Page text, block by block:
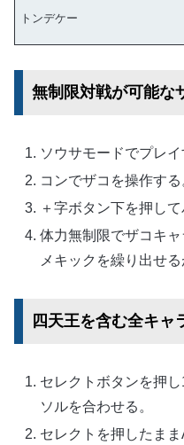
トンデケー
無制限対戦が可能な
ソウサモードでプレイ
コンでザコを操作する
＋字ボタン下を押し
体力無制限でザコキ
メキックを繰り出せ
四天王を含む全キャ
セレクトボタンを押
ソルを合わせる。
セレクトを押したま